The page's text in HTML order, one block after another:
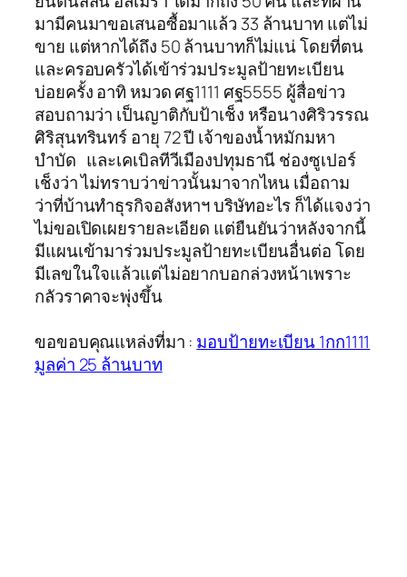
มามีคนมาขอเสนอซื้อมาแล้ว 33 ล้านบาท แต่ไม่
ขาย แต่หากได้ถึง 50 ล้านบาทก็ไม่แน่ โดยที่ตน
และครอบครัวได้เข้าร่วมประมูลป้ายทะเบียน
บ่อยครั้ง อาทิ หมวด ศฐ1111 ศฐ5555 ผู้สื่อข่าว
สอบถามว่า เป็นญาติกับป้าเช็ง หรือนางศิริวรรณ
ศิริสุนทรินทร์ อายุ 72 ปี เจ้าของน้ำหมักมหา
บำบัด และเคเบิลทีวีเมืองปทุมธานี ช่องซูเปอร์
เช็งว่า ไม่ทราบว่าข่าวนั้นมาจากไหน เมื่อถาม
ว่าที่บ้านทำธุรกิจอสังหาฯ บริษัทอะไร ก็ได้แจงว่า
ไม่ขอเปิดเผยรายละเอียด แต่ยืนยันว่าหลังจากนี้
มีแผนเข้ามาร่วมประมูลป้ายทะเบียนอื่นต่อ โดย
มีเลขในใจแล้วแต่ไม่อยากบอกล่วงหน้าเพราะ
กลัวราคาจะพุ่งขึ้น
ขอขอบคุณแหล่งที่มา : มอบป้ายทะเบียน 1กก1111
มูลค่า 25 ล้านบาท